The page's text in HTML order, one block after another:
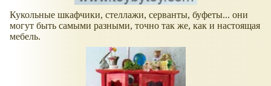
Кукольные шкафчики, стеллажи, серванты, буфеты... они
могут быть самыми разными, точно так же, как и настоящая
мебель.